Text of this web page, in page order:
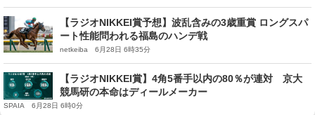
【ラジオNIKKEI賞予想】波乱含みの3歳重賞 ロングスパ
ート性能問われる福島のハンデ戦
netkeiba 6月28日 6時35分
【ラジオNIKKEI賞】4角5番手以内の80％が連対 京大
競馬研の本命はディールメーカー
SPAIA 6月28日 6時0分